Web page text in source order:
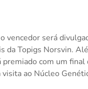
vencedor será
da Topigs Norsvin.
com um
ao Núcleo